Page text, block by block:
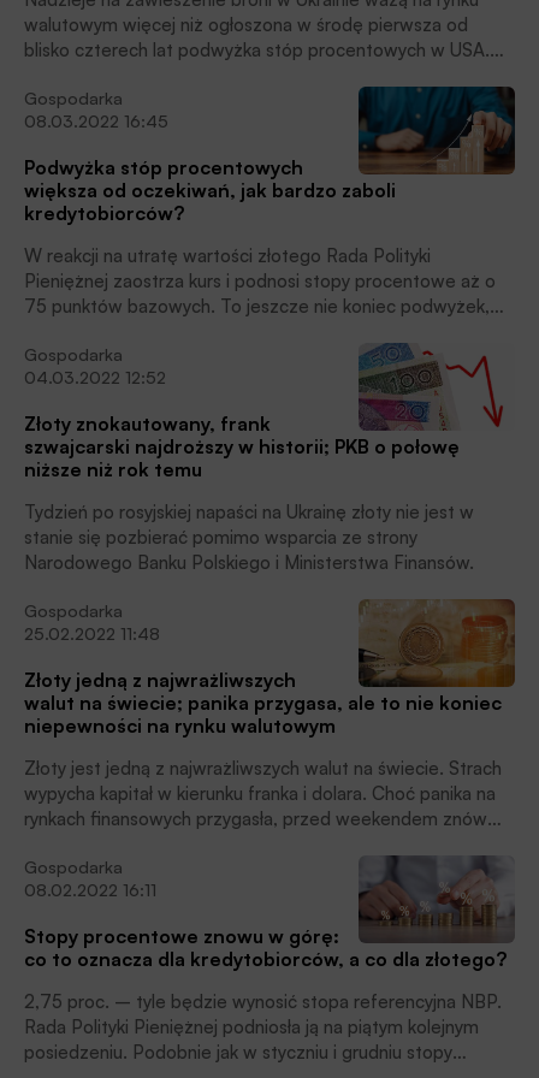
brent jest poniżej 105 dolarów za baryłkę.
walutowym więcej niż ogłoszona w środę pierwsza od
blisko czterech lat podwyżka stóp procentowych w USA.
głównych walut. Frank szwajcarski kosztuje w czwartek o 10
proc. mniej niż w kulminacji wyprzedaży złotego i paniki na
Gospodarka
08.03.2022 16:45
Podwyżka stóp procentowych
większa od oczekiwań, jak bardzo zaboli
kredytobiorców?
W reakcji na utratę wartości złotego Rada Polityki
Pieniężnej zaostrza kurs i podnosi stopy procentowe aż o
75 punktów bazowych. To jeszcze nie koniec podwyżek,
kredytobiorców oznacza to, że raty jeszcze bardziej pójdą
w górę.
Gospodarka
04.03.2022 12:52
Złoty znokautowany, frank
szwajcarski najdroższy w historii; PKB o połowę
niższe niż rok temu
Tydzień po rosyjskiej napaści na Ukrainę złoty nie jest w
stanie się pozbierać pomimo wsparcia ze strony
Narodowego Banku Polskiego i Ministerstwa Finansów.
Gospodarka
25.02.2022 11:48
Złoty jedną z najwrażliwszych
walut na świecie; panika przygasa, ale to nie koniec
niepewności na rynku walutowym
Złoty jest jedną z najwrażliwszych walut na świecie. Strach
wypycha kapitał w kierunku franka i dolara. Choć panika na
rynkach finansowych przygasła, przed weekendem znów
postępie inwazji i wyczekuje na dalsze reakcje Zachodu.
Gospodarka
08.02.2022 16:11
Stopy procentowe znowu w górę:
co to oznacza dla kredytobiorców, a co dla złotego?
2,75 proc. – tyle będzie wynosić stopa referencyjna NBP.
Rada Polityki Pieniężnej podniosła ją na piątym kolejnym
posiedzeniu. Podobnie jak w styczniu i grudniu stopy